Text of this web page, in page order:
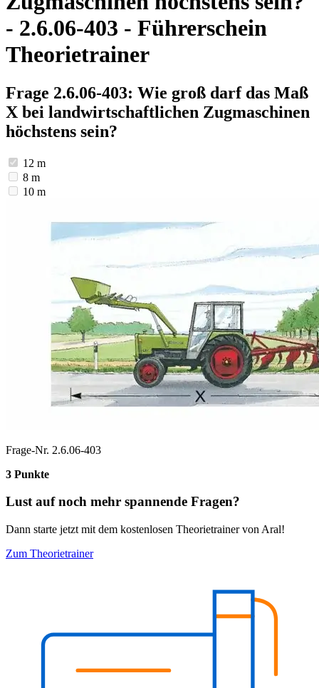
- 2.6.06-403 - Führerschein
Theorietrainer
Frage 2.6.06-403: Wie groß darf das Maß
X bei landwirtschaftlichen Zugmaschinen
höchstens sein?
12 m
8 m
10 m
Frage-Nr. 2.6.06-403
3 Punkte
Lust auf noch mehr spannende Fragen?
Dann starte jetzt mit dem kostenlosen Theorietrainer von Aral!
Zum Theorietrainer